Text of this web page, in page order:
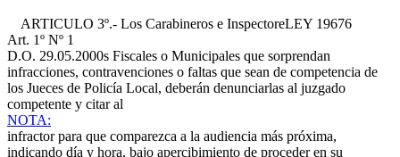
ARTICULO 3º.- Los Carabineros e InspectoreLEY 19676
Art. 1º Nº 1
D.O. 29.05.2000s Fiscales o Municipales que sorprendan
infracciones, contravenciones o faltas que sean de competencia de
los Jueces de Policía Local, deberán denunciarlas al juzgado
competente y citar al
NOTA:
infractor para que comparezca a la audiencia más próxima,
indicando día y hora, bajo apercibimiento de proceder en su